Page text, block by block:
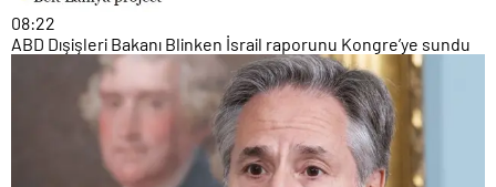
08:22
ABD Dışişleri Bakanı Blinken İsrail raporunu Kongre’ye sundu